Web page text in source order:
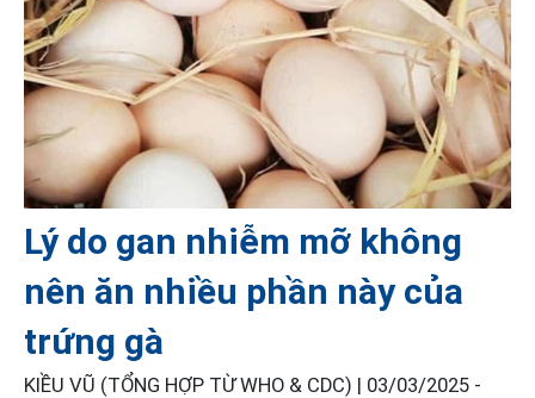
Lý do gan nhiễm mỡ không
nên ăn nhiều phần này của
trứng gà
KIỀU VŨ (TỔNG HỢP TỪ WHO & CDC) | 03/03/2025 -